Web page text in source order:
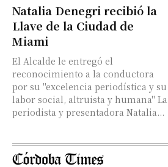
Natalia Denegri recibió la
Llave de la Ciudad de
Miami
El Alcalde le entregó el
reconocimiento a la conductora
por su "excelencia periodística y su
labor social, altruista y humana" La
periodista y presentadora Natalia...